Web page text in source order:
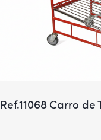
Ref.11068 Carro